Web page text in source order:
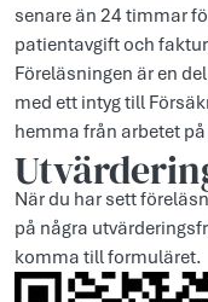
senare än 24 timmar
patientavgift och
Föreläsningen är en
med ett intyg till
hemma från arbetet
När du har sett
på några
komma till formuläret.